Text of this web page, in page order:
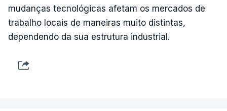
mudanças tecnológicas afetam os mercados de
trabalho locais de maneiras muito distintas,
dependendo da sua estrutura industrial.